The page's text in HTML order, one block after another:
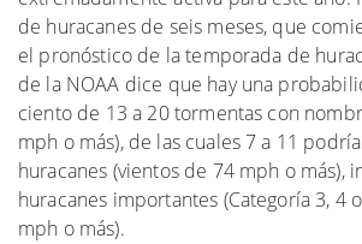
de huracanes de seis meses, que
el pronóstico de la temporada de
de la NOAA dice que hay una
ciento de 13 a 20 tormentas con
mph o más), de las cuales 7 a 11
huracanes (vientos de 74 mph o más),
huracanes importantes (Categoría 3, 4
mph o más).